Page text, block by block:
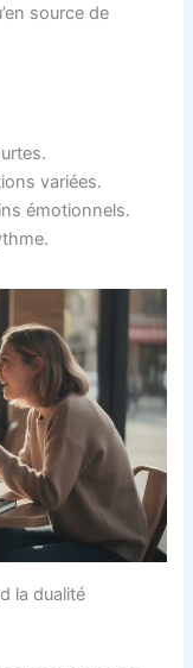
source de
variées.
émotionnels.
la dualité